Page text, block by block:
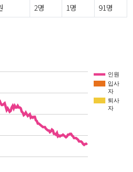
2명 1명 91명
인원
입사
자
퇴사
자